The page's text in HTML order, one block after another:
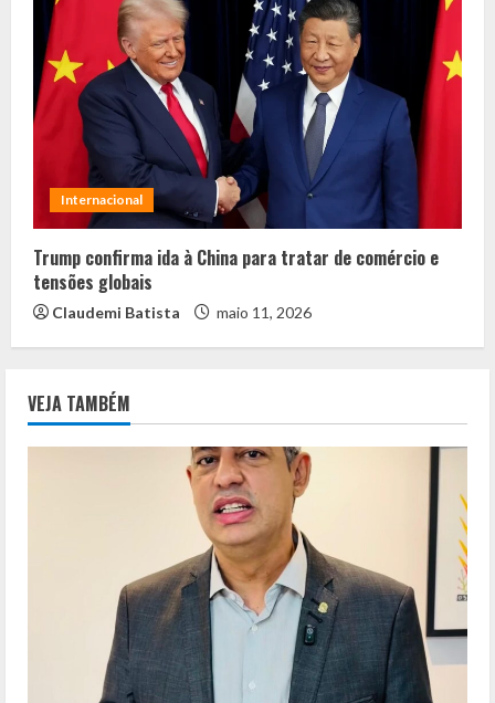
Internacional
Trump confirma ida à China para tratar de comércio e
tensões globais
Claudemi Batista maio 11, 2026
VEJA TAMBÉM